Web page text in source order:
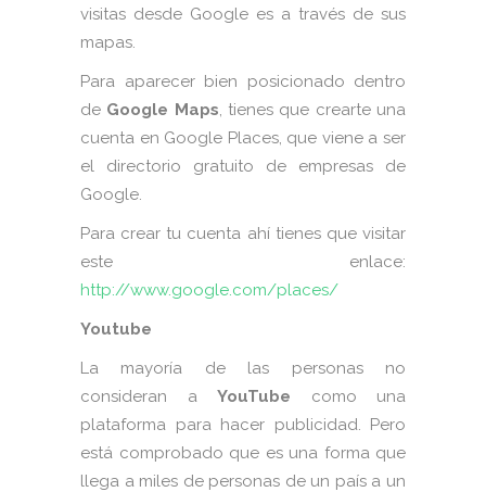
visitas desde Google es a través de sus
mapas.
Para aparecer bien posicionado dentro
de Google Maps, tienes que crearte una
cuenta en Google Places, que viene a ser
el directorio gratuito de empresas de
Google.
Para crear tu cuenta ahí tienes que visitar
este enlace:
http://www.google.com/places/
Youtube
La mayoría de las personas no
consideran a YouTube como una
plataforma para hacer publicidad. Pero
está comprobado que es una forma que
llega a miles de personas de un país a un